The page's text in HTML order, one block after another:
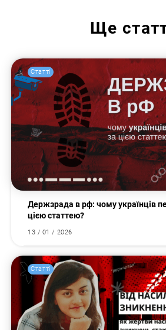
Ще
Статті
Держзрада в рф: чому українців
цією статтею?
13 / 01 / 2026
Статті